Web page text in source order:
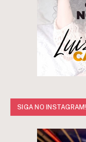
SIGA NO INSTAGRAM!